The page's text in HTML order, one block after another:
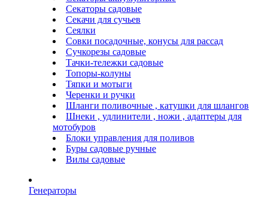
Секаторы садовые
Секачи для сучьев
Сеялки
Совки посадочные, конусы для рассад
Сучкорезы садовые
Тачки-тележки садовые
Топоры-колуны
Тяпки и мотыги
Черенки и ручки
Шланги поливочные , катушки для шлангов
Шнеки , удлинители , ножи , адаптеры для
мотобуров
Блоки управления для поливов
Буры садовые ручные
Вилы садовые
Генераторы